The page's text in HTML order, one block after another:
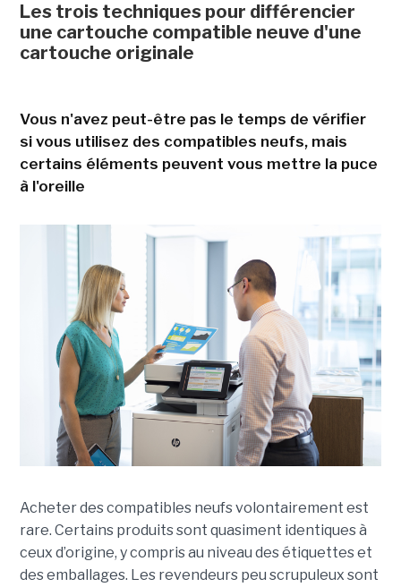
Les trois techniques pour différencier
une cartouche compatible neuve d'une
cartouche originale
Vous n'avez peut-être pas le temps de vérifier
si vous utilisez des compatibles neufs, mais
certains éléments peuvent vous mettre la puce
à l'oreille
Acheter des compatibles neufs volontairement est
rare. Certains produits sont quasiment identiques à
ceux d’origine, y compris au niveau des étiquettes et
des emballages. Les revendeurs peu scrupuleux sont